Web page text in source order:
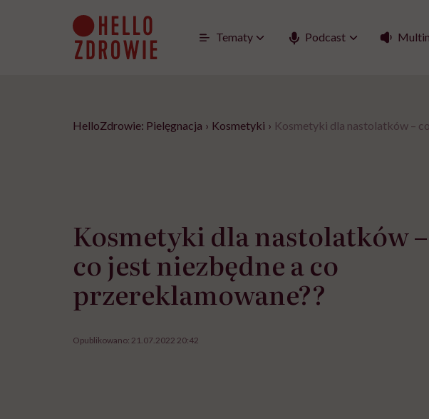
Tematy Podcast
HelloZdrowie: Pielęgnacja › Kosmetyki › Kosmetyki dla nastolatków –
Kosmetyki dla nastolatków –
co jest niezbędne a co
przereklamowane??
Opublikowano: 21.07.2022 20:42